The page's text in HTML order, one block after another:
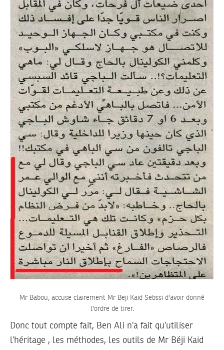
Mr Babou, accuse clairement Mr Beji Kaid Sebssi d'avoir donné
l'ordre de tirer.
Donc tout compte fait, Ben Ali n’a fait qu’utiliser
l’héritage , les méthodes, les outils de Mr Béji Kaid